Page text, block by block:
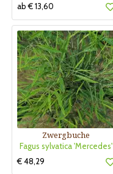
ab € 13,60
Zwergbuche
Fagus sylvatica 'Mercedes'
€ 48,29